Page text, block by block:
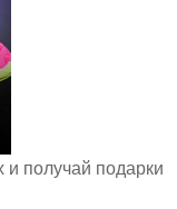
и получай подарки